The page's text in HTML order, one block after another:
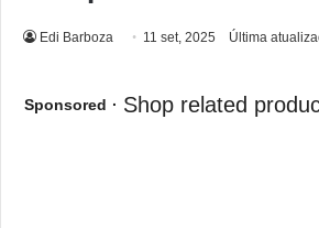
Edi Barboza 11 set, 2025 Última